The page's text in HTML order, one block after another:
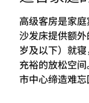
高级客房是家
沙发床提供额
岁及以下）就
充裕的放松空
市中心缔造难忘